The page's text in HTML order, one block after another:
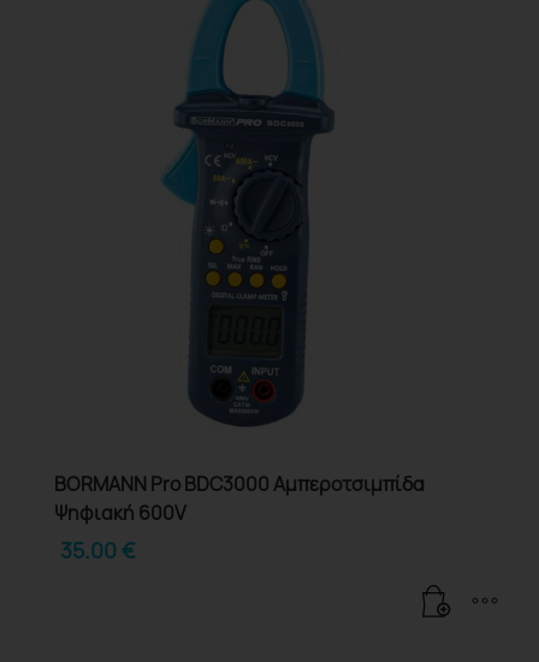
BORMANN Pro BDC3000 Αμπεροτσιμπίδα
Ψηφιακή 600V
35.00€